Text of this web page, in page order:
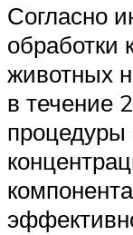
Согласно
обработки
животных
в течение
процедуры